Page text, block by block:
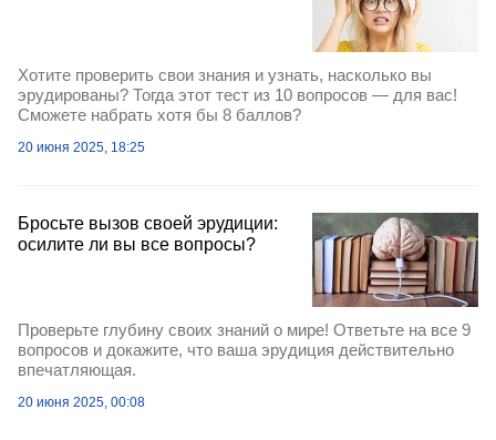
Хотите проверить свои знания и узнать, насколько вы
эрудированы? Тогда этот тест из 10 вопросов — для вас!
Сможете набрать хотя бы 8 баллов?
20 июня 2025, 18:25
Бросьте вызов своей эрудиции:
осилите ли вы все вопросы?
Проверьте глубину своих знаний о мире! Ответьте на все 9
вопросов и докажите, что ваша эрудиция действительно
впечатляющая.
20 июня 2025, 00:08